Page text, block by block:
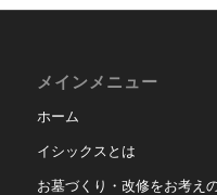
メインメニュー
ホーム
イシックスとは
お墓づくり・改修をお考え